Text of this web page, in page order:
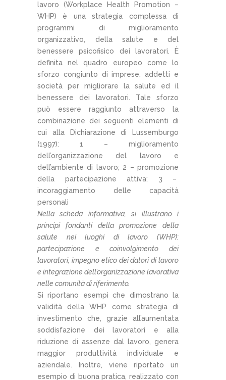
lavoro (Workplace Health Promotion –
WHP) è una strategia complessa di
programmi di miglioramento
organizzativo, della salute e del
benessere psicofisico dei lavoratori. È
definita nel quadro europeo come lo
sforzo congiunto di imprese, addetti e
società per migliorare la salute ed il
benessere dei lavoratori. Tale sforzo
può essere raggiunto attraverso la
combinazione dei seguenti elementi di
cui alla Dichiarazione di Lussemburgo
(1997): 1 – miglioramento
dell’organizzazione del lavoro e
dell’ambiente di lavoro; 2 – promozione
della partecipazione attiva; 3 –
incoraggiamento delle capacità
personali
Nella scheda informativa, si illustrano i
principi fondanti della promozione della
salute nei luoghi di lavoro (WHP):
partecipazione e coinvolgimento dei
lavoratori, impegno etico dei datori di lavoro
e integrazione dell’organizzazione lavorativa
nelle comunità di riferimento.
Si riportano esempi che dimostrano la
validità della WHP come strategia di
investimento che, grazie all’aumentata
soddisfazione dei lavoratori e alla
riduzione di assenze dal lavoro, genera
maggior produttività individuale e
aziendale. Inoltre, viene riportato un
esempio di buona pratica, realizzato con